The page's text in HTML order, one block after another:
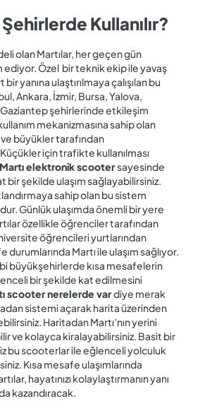
Kullanılır?
olan Martılar, her geçen gün
Özel bir teknik ekip ile yavaş
yanına ulaştırılmaya çalışılan bu
Ankara, İzmir, Bursa, Yalova,
şehirlerinde etkileşim
mekanizmasına sahip olan
ve büyükler tarafından
için trafikte kullanılması
Martı elektronik scootersayesinde
bir şekilde ulaşım sağlayabilirsiniz.
sahip olan bu sistem
Günlük ulaşımda önemli bir yere
özellikle öğrenciler tarafından
öğrencileri yurtlarından
durumlarında Martı ile ulaşım sağlıyor.
büyükşehirlerde kısa mesafelerin
bir şekilde kat edilmesini
scooter nerelerde vardiye merak
sistemi açarak harita üzerinden
Haritadan Martı’nın yerini
ve kolayca kiralayabilirsiniz. Basit bir
bu scooterlar ile eğlenceli yolculuk
Kısa mesafe ulaşımlarında
hayatınızı kolaylaştırmanın yanı
kazandıracak.